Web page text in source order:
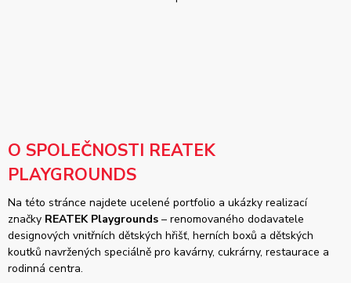
O SPOLEČNOSTI REATEK
PLAYGROUNDS
Na této stránce najdete ucelené portfolio a ukázky realizací
značky REATEK Playgrounds – renomovaného dodavatele
designových vnitřních dětských hřišť, herních boxů a dětských
koutků navržených speciálně pro kavárny, cukrárny, restaurace a
rodinná centra.